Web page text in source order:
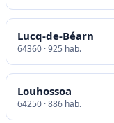
Lucq-de-Béarn
64360 · 925 hab.
Louhossoa
64250 · 886 hab.